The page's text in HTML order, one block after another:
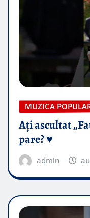
MUZICA
Ați ascultat
pare? ♥️
admin